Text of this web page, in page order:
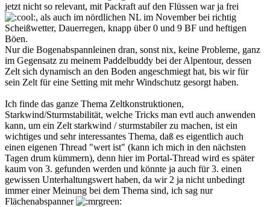
jetzt nicht so relevant, mit Packraft auf den Flüssen war ja frei
, als auch im nördlichen NL im November bei richtig
Scheißwetter, Dauerregen, knapp über 0 und 9 BF und heftigen
Böen.
Nur die Bogenabspannleinen dran, sonst nix, keine Probleme, ganz
im Gegensatz zu meinem Paddelbuddy bei der Alpentour, dessen
Zelt sich dynamisch an den Boden angeschmiegt hat, bis wir für
sein Zelt für eine Setting mit mehr Windschutz gesorgt haben.
Ich finde das ganze Thema Zeltkonstruktionen,
Starkwind/Sturmstabilität, welche Tricks man evtl auch anwenden
kann, um ein Zelt starkwind / sturmstabiler zu machen, ist ein
wichtiges und sehr interessantes Thema, daß es eigentlich auch
einen eigenen Thread "wert ist" (kann ich mich in den nächsten
Tagen drum kümmern), denn hier im Portal-Thread wird es später
kaum von 3. gefunden werden und könnte ja auch für 3. einen
gewissen Unterhaltungswert haben, da wir 2 ja nicht unbedingt
immer einer Meinung bei dem Thema sind, ich sag nur
Flächenabspanner